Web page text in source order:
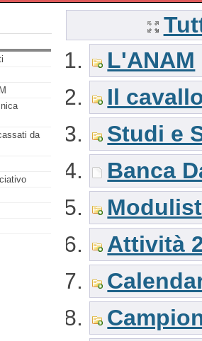
da
L'ANAM
Il
Studi e
Banca
Attività